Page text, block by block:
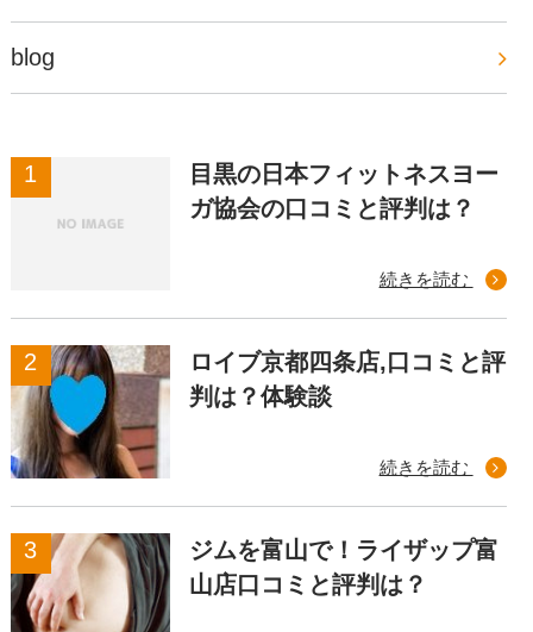
blog
目黒の日本フィットネスヨー
ガ協会の口コミと評判は？
続きを読む
ロイブ京都四条店,口コミと評
判は？体験談
続きを読む
ジムを富山で！ライザップ富
山店口コミと評判は？